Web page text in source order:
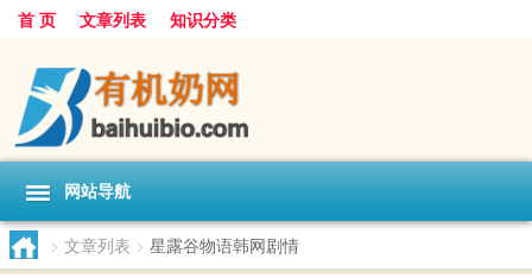
首 页 文章列表 知识分类
网站导航
> 文章列表 > 星露谷物语韩网剧情